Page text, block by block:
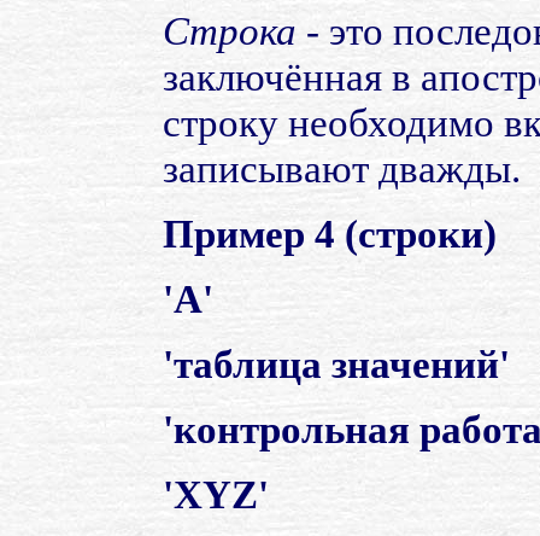
Строка - это
заключённая в
строку необходимо
записывают дважды.
Пример 4 (строки)
'A'
'таблица значений'
'контрольная
'XYZ'